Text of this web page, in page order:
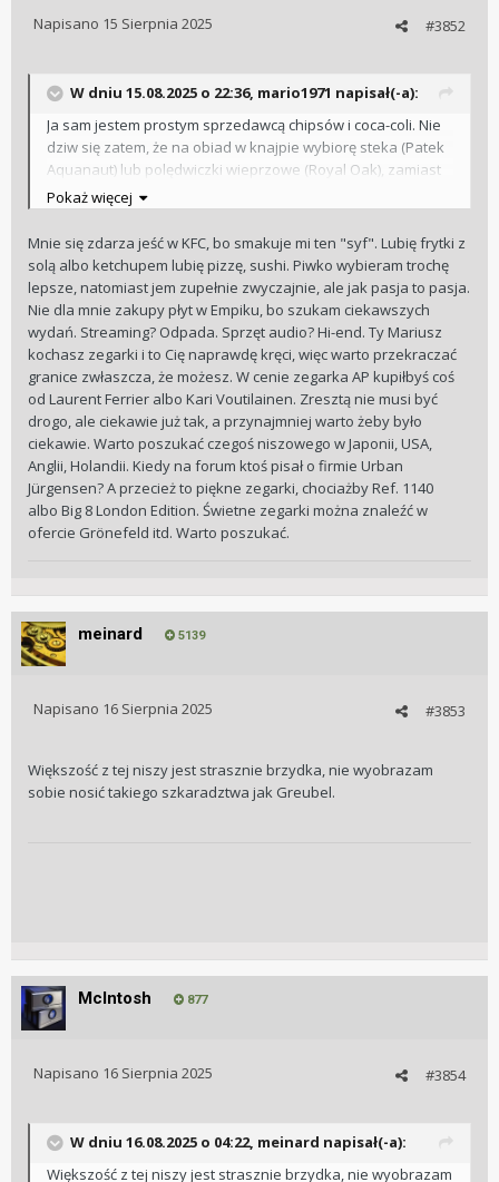
#3852
Napisano 15 Sierpnia 2025
W dniu 15.08.2025 o 22:36, mario1971 napisał(-a):
Ja sam jestem prostym sprzedawcą chipsów i coca-coli. Nie
dziw się zatem, że na obiad w knajpie wybiorę steka (Patek
Aquanaut) lub polędwiczki wieprzowe (Royal Oak), zamiast
perliczki w sosie miodowo-musztardowym. Nie pijam
szampanów do obiadu, wolę dobre piwo, ewentualnie
jakieś wino za max trzy dychy. Standardowo uwielbiam
schabowego (czytaj Rolex), bo ten dobrze zrobiony jest nie
do pobicia.😀
Pokaż więcej
Mnie się zdarza jeść w KFC, bo smakuje mi ten "syf". Lubię frytki z
solą albo ketchupem lubię pizzę, sushi. Piwko wybieram trochę
lepsze, natomiast jem zupełnie zwyczajnie, ale jak pasja to pasja.
Nie dla mnie zakupy płyt w Empiku, bo szukam ciekawszych
wydań. Streaming? Odpada. Sprzęt audio? Hi-end. Ty Mariusz
kochasz zegarki i to Cię naprawdę kręci, więc warto przekraczać
granice zwłaszcza, że możesz. W cenie zegarka AP kupiłbyś coś
od Laurent Ferrier albo Kari Voutilainen. Zresztą nie musi być
drogo, ale ciekawie już tak, a przynajmniej warto żeby było
ciekawie. Warto poszukać czegoś niszowego w Japonii, USA,
Anglii, Holandii. Kiedy na forum ktoś pisał o firmie Urban
Jürgensen? A przecież to piękne zegarki, chociażby Ref. 1140
albo Big 8 London Edition. Świetne zegarki można znaleźć w
ofercie Grönefeld itd. Warto poszukać.
meinard 5139
#3853
Napisano 16 Sierpnia 2025
Większość z tej niszy jest strasznie brzydka, nie wyobrazam
sobie nosić takiego szkaradztwa jak Greubel.
McIntosh 877
#3854
Napisano 16 Sierpnia 2025
W dniu 16.08.2025 o 04:22, meinard napisał(-a):
Większość z tej niszy jest strasznie brzydka, nie wyobrazam